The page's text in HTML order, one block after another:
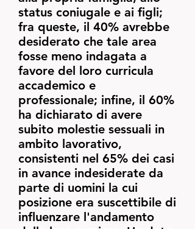
status coniugale e ai figli;
fra queste, il 40% avrebbe
desiderato che tale area
fosse meno indagata a
favore del loro curricula
accademico e
professionale; infine, il 60%
ha dichiarato di avere
subito molestie sessuali in
ambito lavorativo,
consistenti nel 65% dei casi
in avance indesiderate da
parte di uomini la cui
posizione era suscettibile di
influenzare l'andamento